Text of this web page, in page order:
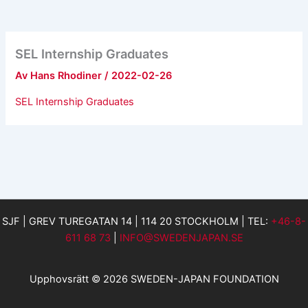
SEL Internship Graduates
Av Hans Rhodiner/ 2022-02-26
SEL Internship Graduates
SJF | GREV TUREGATAN 14 | 114 20 STOCKHOLM | TEL: +46-8-
611 68 73| INFO@SWEDENJAPAN.SE
Upphovsrätt © 2026 SWEDEN-JAPAN FOUNDATION